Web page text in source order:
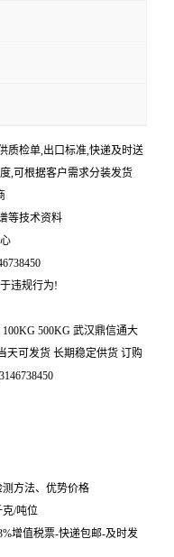
质检单,出口标准,快递及时送
,可根据客户需求分装发货
等技术资料
违规行为!
500KG 武汉鼎信通大
天可发货 长期稳定供货 订购
方法、优势价格
克/吨位
增值税票-快递包邮-及时发